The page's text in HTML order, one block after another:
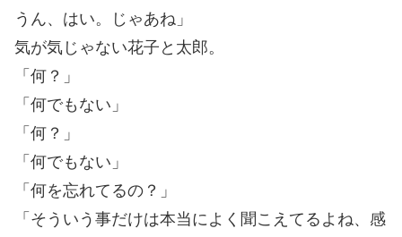
うん、はい。じゃあね」
気が気じゃない花子と太郎。
「何？」
「何でもない」
「何？」
「何でもない」
「何を忘れてるの？」
「そういう事だけは本当によく聞こえてるよね、感